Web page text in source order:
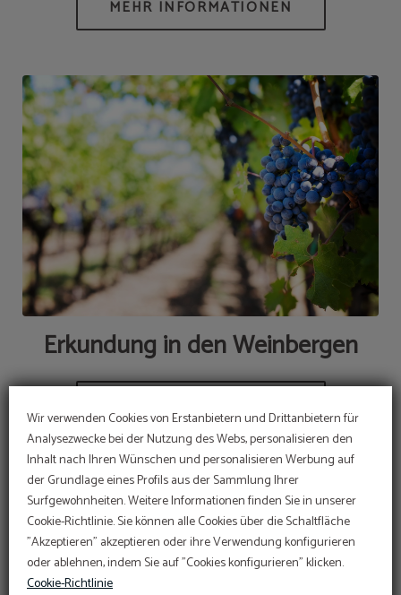
Wir verwenden Cookies von Erstanbietern und Drittanbietern für
Analysezwecke bei der Nutzung des Webs, personalisieren den
Inhalt nach Ihren Wünschen und personalisieren Werbung auf
der Grundlage eines Profils aus der Sammlung Ihrer
Surfgewohnheiten. Weitere Informationen finden Sie in unserer
Cookie-Richtlinie. Sie können alle Cookies über die Schaltfläche
"Akzeptieren" akzeptieren oder ihre Verwendung konfigurieren
oder ablehnen, indem Sie auf "Cookies konfigurieren" klicken.
Cookie-Richtlinie
Erkundung in den Weinbergen